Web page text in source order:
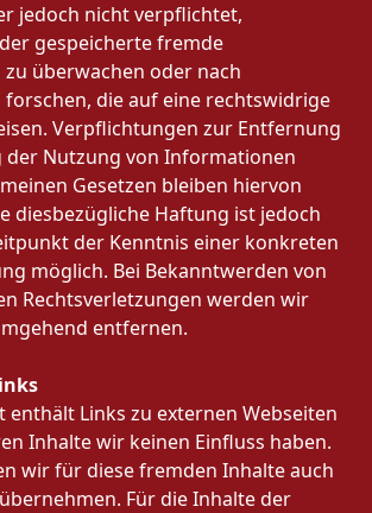
jedoch nicht verpflichtet,
gespeicherte fremde
überwachen oder nach
forschen, die auf eine rechtswidrige
Verpflichtungen zur Entfernung
der Nutzung von Informationen
Gesetzen bleiben hiervon
diesbezügliche Haftung ist jedoch
der Kenntnis einer konkreten
möglich. Bei Bekanntwerden von
Rechtsverletzungen werden wir
entfernen.
enthält Links zu externen Webseiten
Inhalte wir keinen Einfluss haben.
wir für diese fremden Inhalte auch
Für die Inhalte der